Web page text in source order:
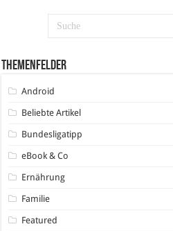
Themenfelder
Android
Beliebte Artikel
Bundesligatipp
eBook & Co
Ernährung
Familie
Featured